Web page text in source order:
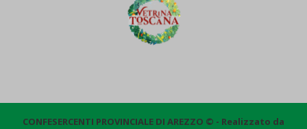
CONFESERCENTI PROVINCIALE DI AREZZO © - Realizzato da